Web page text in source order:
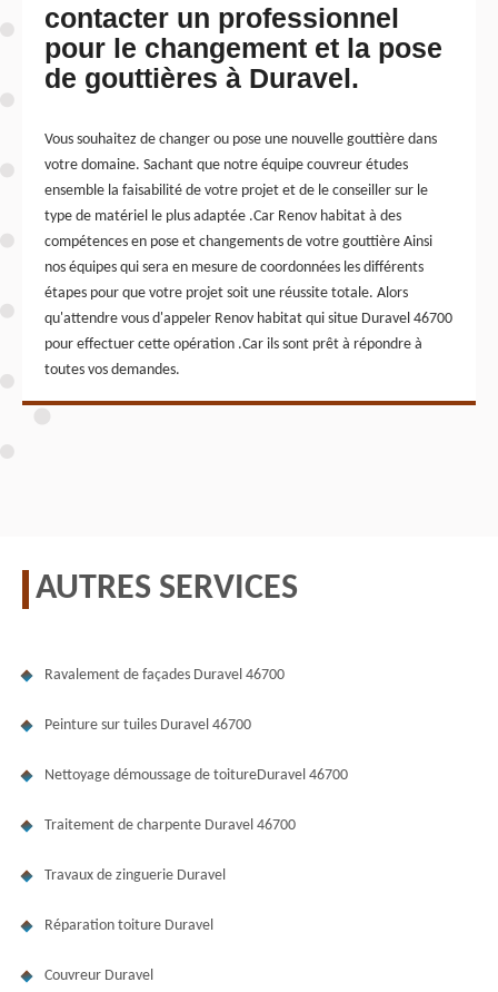
contacter un professionnel
pour le changement et la pose
de gouttières à Duravel.
Vous souhaitez de changer ou pose une nouvelle gouttière dans
votre domaine. Sachant que notre équipe couvreur études
ensemble la faisabilité de votre projet et de le conseiller sur le
type de matériel le plus adaptée .Car Renov habitat à des
compétences en pose et changements de votre gouttière Ainsi
nos équipes qui sera en mesure de coordonnées les différents
étapes pour que votre projet soit une réussite totale. Alors
qu'attendre vous d'appeler Renov habitat qui situe Duravel 46700
pour effectuer cette opération .Car ils sont prêt à répondre à
toutes vos demandes.
AUTRES SERVICES
Ravalement de façades Duravel 46700
Peinture sur tuiles Duravel 46700
Nettoyage démoussage de toitureDuravel 46700
Traitement de charpente Duravel 46700
Travaux de zinguerie Duravel
Réparation toiture Duravel
Couvreur Duravel